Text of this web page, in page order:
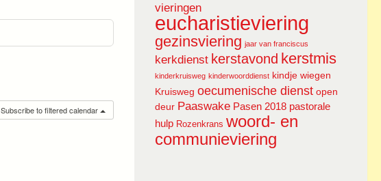
Subscribe to filtered calendar
vieringen
eucharistieviering
gezinsviering jaar van franciscus
kerkdienst kerstavond kerstmis
kinderkruisweg kinderwoorddienst kindje wiegen
Kruisweg oecumenische dienst open
deur Paaswake Pasen 2018 pastorale
hulp Rozenkrans woord- en
communieviering